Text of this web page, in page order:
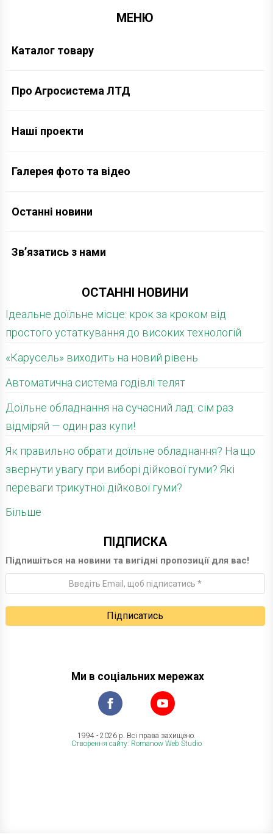
МЕНЮ
Каталог товару
Про Агросистема ЛТД
Наші проекти
Галерея фото та відео
Останні новини
Зв’язатись з нами
ОСТАННІ НОВИНИ
Ідеальне доїльне місце: крок за кроком від
простого устаткування до високих технологій
«Карусель» виходить на новий рівень
Автоматична система годівлі телят
Доїльне обладнання на сучасний лад: сім раз
відміряй — один раз купи!
Як правильно обрати доїльне обладнання? На що
звернути увагу при виборі дійкової гуми? Які
переваги трикутної дійкової гуми?
Більше
ПІДПИСКА
Підпишіться на новини та вигідні пропозиції для вас!
Ми в соціальних мережах
1994 - 2026 р. Всі права захищено.
Створення сайту: Romanow Web Studio